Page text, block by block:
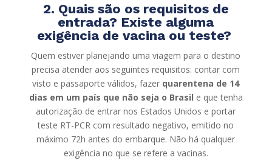
2. Quais são os requisitos de
entrada? Existe alguma
exigência de vacina ou teste?
Quem estiver planejando uma viagem para o destino
precisa atender aos seguintes requisitos: contar com
visto e passaporte válidos, fazer quarentena de 14
dias em um país que não seja o Brasil e que tenha
autorização de entrar nos Estados Unidos e portar
teste RT-PCR com resultado negativo, emitido no
máximo 72h antes do embarque. Não há qualquer
exigência no que se refere a vacinas.